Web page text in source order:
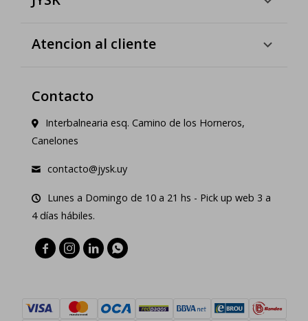
Atencion al cliente
Contacto
Interbalnearia esq. Camino de los Horneros,
Canelones
contacto@jysk.uy
Lunes a Domingo de 10 a 21 hs - Pick up web 3 a
4 días hábiles.
   